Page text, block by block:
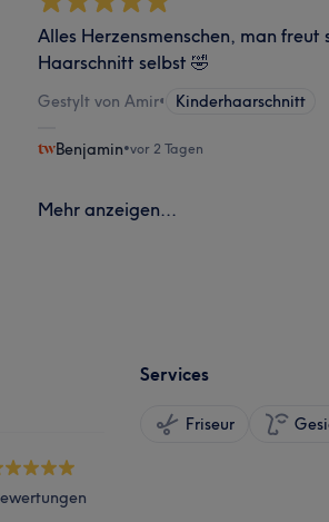
Alles Herzensmenschen, man
Haarschnitt selbst 🤣
Gestylt von Amir• Kinderhaarschnitt
Benjamin•vor 2 Tagen
Mehr anzeigen...
Services
Friseur